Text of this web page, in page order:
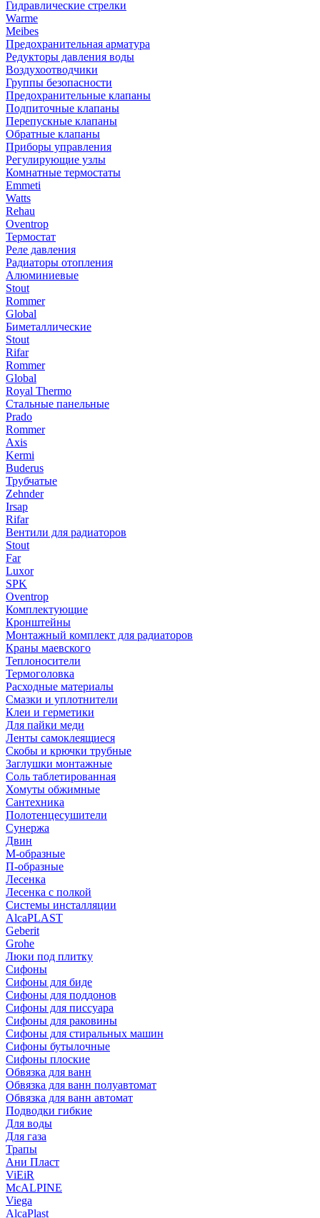
Гидравлические стрелки
Warme
Meibes
Предохранительная арматура
Редукторы давления воды
Воздухоотводчики
Группы безопасности
Предохранительные клапаны
Подпиточные клапаны
Перепускные клапаны
Обратные клапаны
Приборы управления
Регулирующие узлы
Комнатные термостаты
Emmeti
Watts
Rehau
Oventrop
Термостат
Реле давления
Радиаторы отопления
Алюминиевые
Stout
Rommer
Global
Биметаллические
Stout
Rifar
Rommer
Global
Royal Thermo
Стальные панельные
Prado
Rommer
Axis
Kermi
Buderus
Трубчатые
Zehnder
Irsap
Rifar
Вентили для радиаторов
Stout
Far
Luxor
SPK
Oventrop
Комплектующие
Кронштейны
Монтажный комплект для радиаторов
Краны маевского
Теплоносители
Термоголовка
Расходные материалы
Смазки и уплотнители
Клеи и герметики
Для пайки меди
Ленты самоклеящиеся
Скобы и крючки трубные
Заглушки монтажные
Соль таблетированная
Хомуты обжимные
Сантехника
Полотенцесушители
Сунержа
Двин
М-образные
П-образные
Лесенка
Лесенка с полкой
Системы инсталляции
AlcaPLAST
Geberit
Grohe
Люки под плитку
Сифоны
Сифoны для биде
Сифoны для поддонов
Сифoны для писсуара
Сифоны для раковины
Сифоны для стиральных машин
Сифоны бутылочные
Сифоны плоские
Обвязка для ванн
Обвязка для ванн полуавтомат
Обвязка для ванн автомат
Подводки гибкие
Для воды
Для газа
Трапы
Ани Пласт
ViEiR
McALPINE
Viega
AlcaPlast